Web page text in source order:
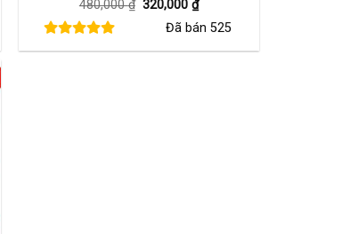
480,000₫ Giá
320,000₫Giá
hiện
tại
320,000 ₫.
Đã bán 525